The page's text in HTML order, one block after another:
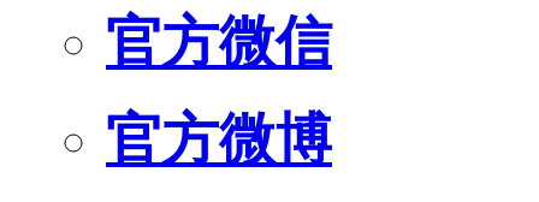
官方微信
官方微博